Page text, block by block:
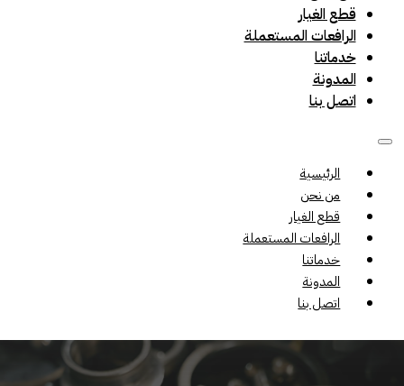
قطع الغيار
الرافعات المستعملة
خدماتنا
المدونة
اتصل بنا
الرئيسية
من نحن
قطع الغيار
الرافعات المستعملة
خدماتنا
المدونة
اتصل بنا